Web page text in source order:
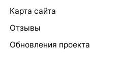
Карта сайта
Отзывы
Обновления проекта